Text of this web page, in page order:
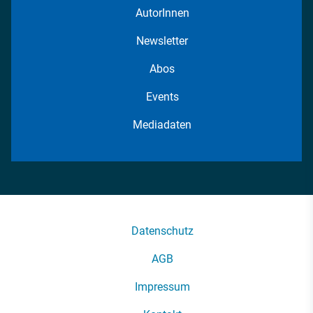
AutorInnen
Newsletter
Abos
Events
Mediadaten
Datenschutz
AGB
Impressum